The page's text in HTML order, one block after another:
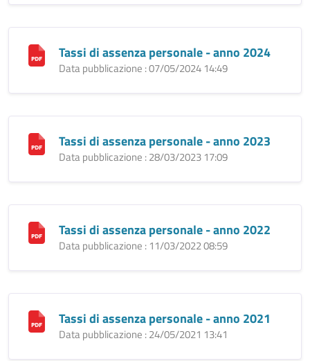
Tassi di assenza personale - anno 2024
Data pubblicazione : 07/05/2024 14:49
Tassi di assenza personale - anno 2023
Data pubblicazione : 28/03/2023 17:09
Tassi di assenza personale - anno 2022
Data pubblicazione : 11/03/2022 08:59
Tassi di assenza personale - anno 2021
Data pubblicazione : 24/05/2021 13:41